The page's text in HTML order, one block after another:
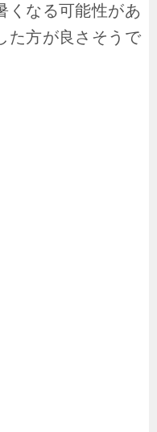
くなる可能性があ
た方が良さそうで